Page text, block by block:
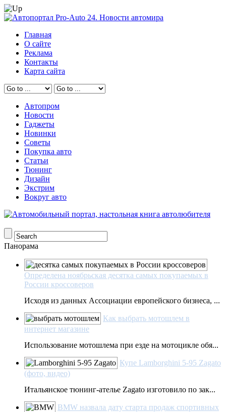
Главная
О сайте
Реклама
Контакты
Карта сайта
Автопром
Новости
Гаджеты
Новинки
Советы
Покупка авто
Статьи
Тюнинг
Дизайн
Экстрим
Вокруг авто
Панорама
Определена ноябрьская десятка самых покупаемых в
России кроссоверов
Исходя из данных Ассоциации европейского бизнеса, ...
Как выбрать мотошлем в
интернет магазине
Использование мотошлема при езде на мотоцикле обя...
Купе Lamborghini 5-95 Zagato
(фото, видео)
Итальянское тюнинг-ателье Zagato изготовило по зак...
BMW назвала дату старта продаж спортивных